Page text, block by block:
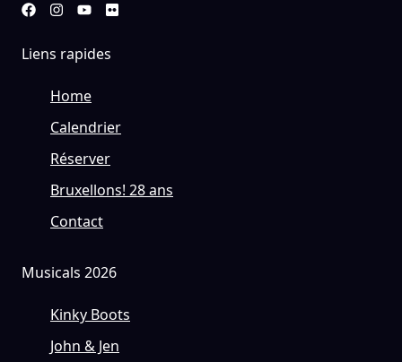
Liens rapides
Home
Calendrier
Réserver
Bruxellons! 28 ans
Contact
Musicals 2026
Kinky Boots
John & Jen